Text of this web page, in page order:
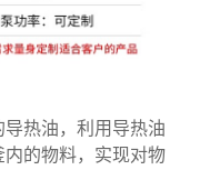
热油，利用导热油
的物料，实现对物